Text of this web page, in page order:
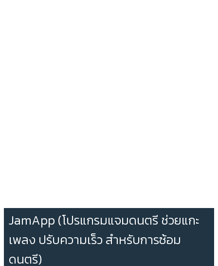
JamApp (โปรแกรมแจมดนตรี ช่วยแกะ
เพลง ปรับความเร็ว สำหรับการซ้อม
ดนตรี)